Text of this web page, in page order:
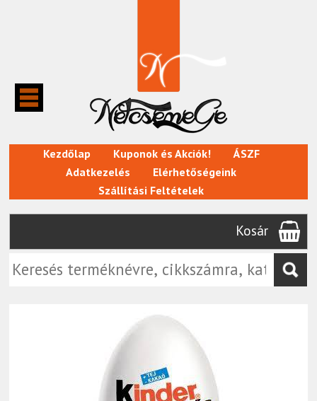
Kezdőlap Kuponok és Akciók!
ÁSZF
Adatkezelés
Elérhetőségeink
Szállítási Feltételek
Kosár